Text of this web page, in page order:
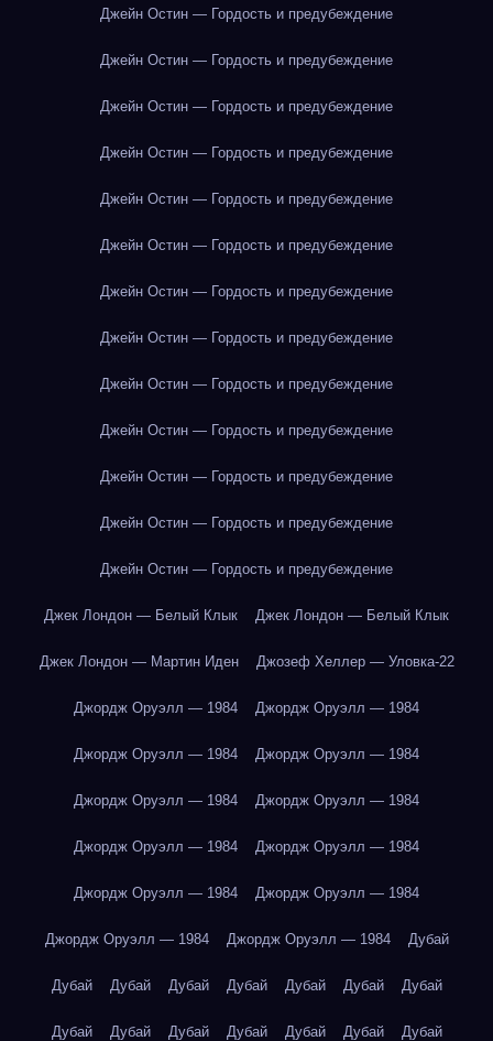
Джейн Остин — Гордость и предубеждение
Джейн Остин — Гордость и предубеждение
Джейн Остин — Гордость и предубеждение
Джейн Остин — Гордость и предубеждение
Джейн Остин — Гордость и предубеждение
Джейн Остин — Гордость и предубеждение
Джейн Остин — Гордость и предубеждение
Джейн Остин — Гордость и предубеждение
Джейн Остин — Гордость и предубеждение
Джейн Остин — Гордость и предубеждение
Джейн Остин — Гордость и предубеждение
Джейн Остин — Гордость и предубеждение
Джейн Остин — Гордость и предубеждение
Джек Лондон — Белый Клык Джек Лондон — Белый Клык
Джек Лондон — Мартин Иден Джозеф Хеллер — Уловка-22
Джордж Оруэлл — 1984 Джордж Оруэлл — 1984
Джордж Оруэлл — 1984 Джордж Оруэлл — 1984
Джордж Оруэлл — 1984 Джордж Оруэлл — 1984
Джордж Оруэлл — 1984 Джордж Оруэлл — 1984
Джордж Оруэлл — 1984 Джордж Оруэлл — 1984
Джордж Оруэлл — 1984 Джордж Оруэлл — 1984 Дубай
Дубай Дубай Дубай Дубай Дубай Дубай Дубай
Дубай Дубай Дубай Дубай Дубай Дубай Дубай